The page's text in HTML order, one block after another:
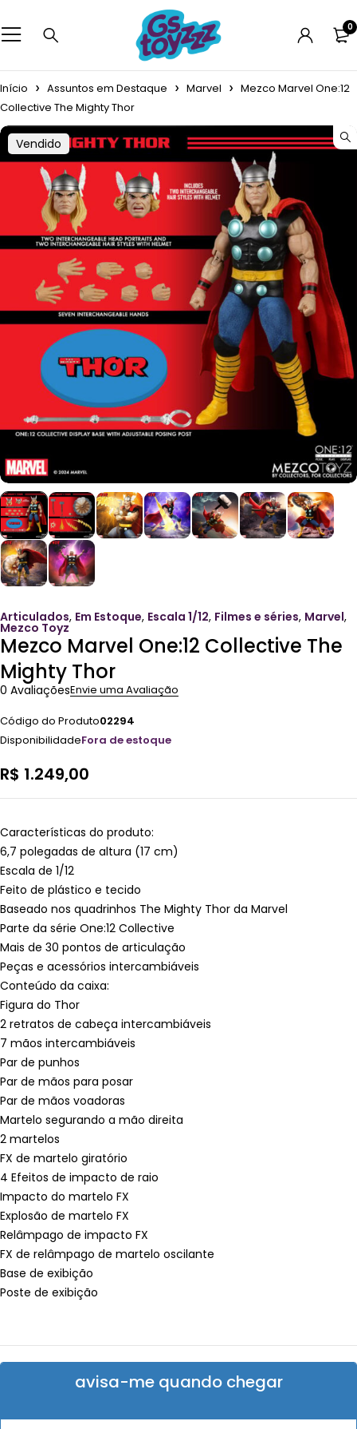
0
Início Assuntos em Destaque Marvel
Mezco Marvel One:12
Collective The Mighty Thor
Vendido
Articulados, Em Estoque, Escala 1/12, Filmes e séries, Marvel,
Mezco Toyz
Mezco Marvel One:12 Collective The
Mighty Thor
0 AvaliaçõesEnvie uma Avaliação
Código do Produto02294
DisponibilidadeFora de estoque
R$ 1.249,00
Características do produto:
6,7 polegadas de altura (17 cm)
Escala de 1/12
Feito de plástico e tecido
Baseado nos quadrinhos The Mighty Thor da Marvel
Parte da série One:12 Collective
Mais de 30 pontos de articulação
Peças e acessórios intercambiáveis
Conteúdo da caixa:
Figura do Thor
2 retratos de cabeça intercambiáveis
7 mãos intercambiáveis
Par de punhos
Par de mãos para posar
Par de mãos voadoras
Martelo segurando a mão direita
2 martelos
FX de martelo giratório
4 Efeitos de impacto de raio
Impacto do martelo FX
Explosão de martelo FX
Relâmpago de impacto FX
FX de relâmpago de martelo oscilante
Base de exibição
Poste de exibição
avisa-me quando chegar